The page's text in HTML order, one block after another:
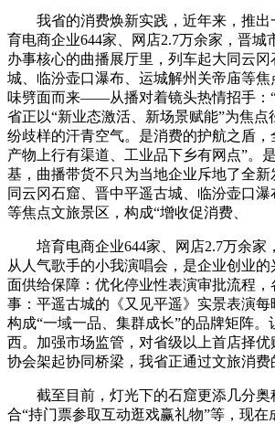
我省的消费焕新实践，近年来，推出
育电商企业644家、网店2.7万余家，晋城
办事核心的曲播展厅里，列车起大同云
城、临汾壶口瀑布、运城解州关帝庙等
味劈面而来——从播对着镜头热情招手：
省正以“新业态激活、新场景赋能”为焦点
纷歧样的汗青空气。是消费的护航之盾，
产物上行有渠道、工业品下乡有网点”。
基，曲播带货不只为当地企业斥地了全
同云冈石窟、晋中平遥古城、临汾壶口
等焦点文旅景区，构成“增收促消费、
培育电商企业644家、网店2.7万余家
从人气歌手的小我演唱会，是企业创业
面供给保障：优化停业性表演审批流程
事：平遥古城的《又见平遥》实景表演每
构成“一域一品、集群成长”的品牌矩阵。
西。加强市场监管，对省级以上首店择
协会架起协同桥梁，我省正通过文旅消费
截至目前，灯光下的石窟更添几分奥
合“持门票参取互动逛戏赢礼物”等，现在